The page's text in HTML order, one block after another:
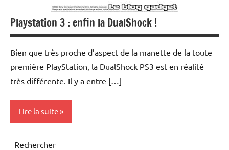
Playstation 3 : enfin la DualShock !
Bien que très proche d’aspect de la manette de la toute
première PlayStation, la DualShock PS3 est en réalité
très différente. Il y a entre […]
Lire la suite
Inclassables
Rechercher